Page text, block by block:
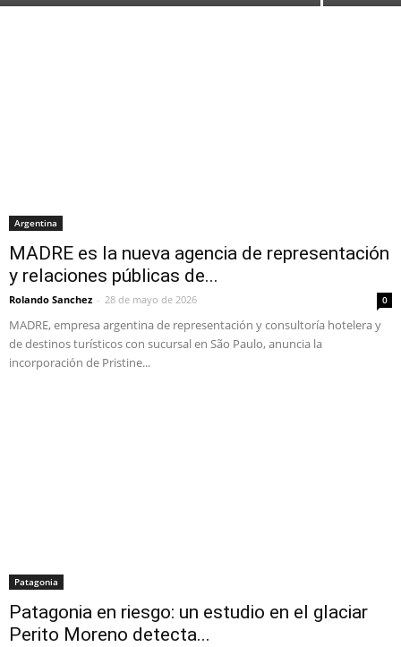
Argentina
MADRE es la nueva agencia de representación
y relaciones públicas de...
Rolando Sanchez - 28 de mayo de 2026 0
MADRE, empresa argentina de representación y consultoría hotelera y
de destinos turísticos con sucursal en São Paulo, anuncia la
incorporación de Pristine...
Patagonia
Patagonia en riesgo: un estudio en el glaciar
Perito Moreno detecta...